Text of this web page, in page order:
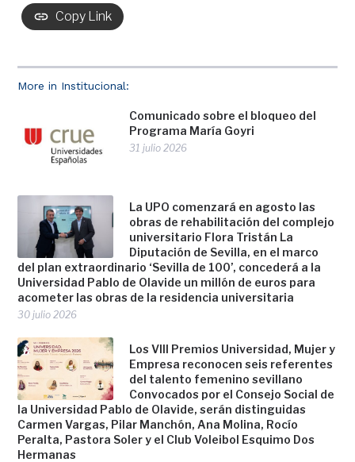
More in Institucional:
Comunicado sobre el bloqueo del
Programa María Goyri
31 julio 2026
La UPO comenzará en agosto las
obras de rehabilitación del complejo
universitario Flora Tristán La
Diputación de Sevilla, en el marco
del plan extraordinario ‘Sevilla de 100’, concederá a la
Universidad Pablo de Olavide un millón de euros para
acometer las obras de la residencia universitaria
30 julio 2026
Los VIII Premios Universidad, Mujer y
Empresa reconocen seis referentes
del talento femenino sevillano
Convocados por el Consejo Social de
la Universidad Pablo de Olavide, serán distinguidas
Carmen Vargas, Pilar Manchón, Ana Molina, Rocío
Peralta, Pastora Soler y el Club Voleibol Esquimo Dos
Hermanas
Copy Link